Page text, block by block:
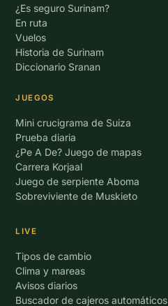
¿Es seguro Surinam?
En ruta
Vuelos
Historia de Surinam
Diccionario Sranan
JUEGOS
Mini crucigrama de Suiza
Prueba diaria
¿Pe A De? Juego de mapas
Carrera Korjaal
Juego de serpiente Aboma
Sobreviviente de Muskieto
LIVE
Tipos de cambio
Clima y mareas
Avisos diarios
Buscador de cajeros automáticos